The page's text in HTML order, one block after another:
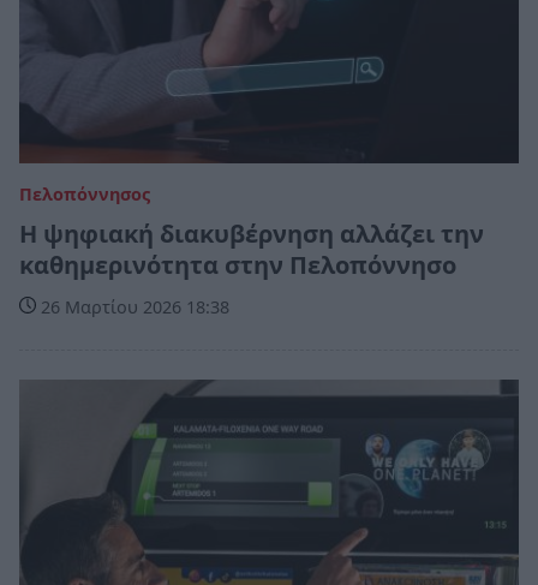
Πελοπόννησος
Η ψηφιακή διακυβέρνηση αλλάζει την
καθημερινότητα στην Πελοπόννησο
26 Μαρτίου 2026 18:38